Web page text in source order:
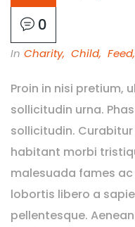
0
In Charity, Child, Feed,
Proin in nisi pretium,
sollicitudin urna.
sollicitudin.
habitant morbi
malesuada fames
lobortis libero a
pellentesque.